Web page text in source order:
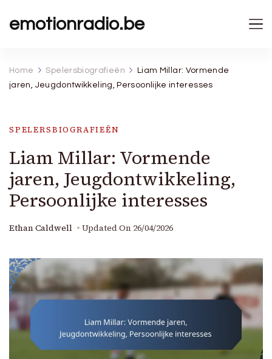
emotionradio.be
Home Spelersbiografieën
Liam Millar: Vormende
jaren, Jeugdontwikkeling, Persoonlijke interesses
SPELERSBIOGRAFIEËN
Liam Millar: Vormende
jaren, Jeugdontwikkeling,
Persoonlijke interesses
Ethan Caldwell Updated On 26/04/2026